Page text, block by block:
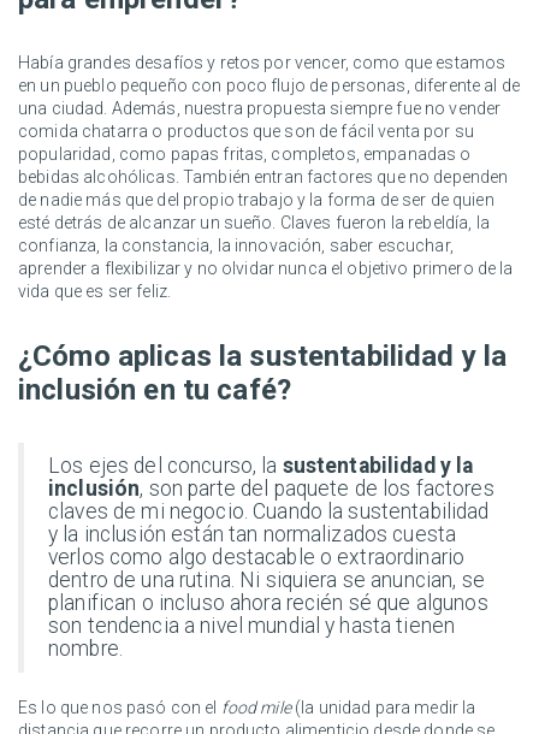
Había grandes desafíos y retos por vencer, como que estamos
en un pueblo pequeño con poco flujo de personas, diferente al de
una ciudad. Además, nuestra propuesta siempre fue no vender
comida chatarra o productos que son de fácil venta por su
popularidad, como papas fritas, completos, empanadas o
bebidas alcohólicas. También entran factores que no dependen
de nadie más que del propio trabajo y la forma de ser de quien
esté detrás de alcanzar un sueño. Claves fueron la rebeldía, la
confianza, la constancia, la innovación, saber escuchar,
aprender a flexibilizar y no olvidar nunca el objetivo primero de la
vida que es ser feliz.
¿Cómo aplicas la sustentabilidad y la
inclusión en tu café?
Los ejes del concurso, la sustentabilidad y la
inclusión, son parte del paquete de los factores
claves de mi negocio. Cuando la sustentabilidad
y la inclusión están tan normalizados cuesta
verlos como algo destacable o extraordinario
dentro de una rutina. Ni siquiera se anuncian, se
planifican o incluso ahora recién sé que algunos
son tendencia a nivel mundial y hasta tienen
nombre.
Es lo que nos pasó con el food mile(la unidad para medir la